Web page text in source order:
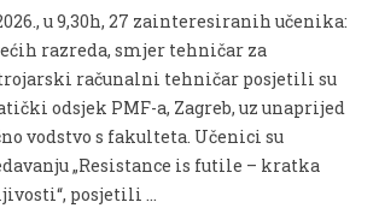
u 9,30h, 27 zainteresiranih učenika:
razreda, smjer tehničar za
računalni tehničar posjetili su
odsjek PMF-a, Zagreb, uz unaprijed
vodstvo s fakulteta. Učenici su
„Resistance is futile – kratka
posjetili …